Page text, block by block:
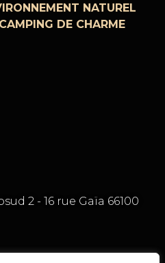
NATUREL
DE CHARME
2 - 16 rue Gaïa 66100